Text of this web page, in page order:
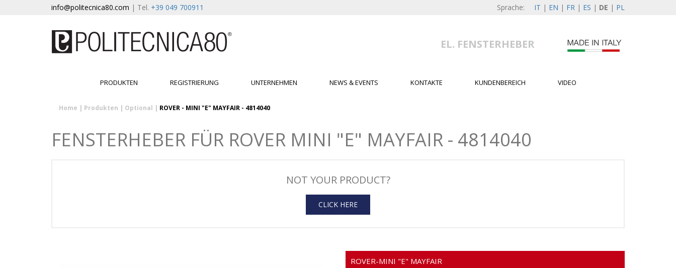
info@politecnica80.com | Tel. +39 049 700911 Sprache: IT | EN | FR | ES | DE | PL
EL. FENSTERHEBER
PRODUKTEN REGISTRIERUNG UNTERNEHMEN NEWS & EVENTS KONTAKTE KUNDENBEREICH VIDEO
Home | Produkten | Optional | ROVER - MINI "E" MAYFAIR - 4814040
FENSTERHEBER FÜR ROVER MINI "E" MAYFAIR - 4814040
NOT YOUR PRODUCT?
CLICK HERE
ROVER-MINI "E" MAYFAIR